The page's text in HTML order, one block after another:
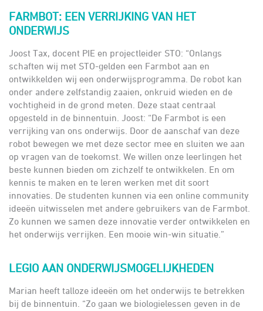
FARMBOT: EEN VERRIJKING VAN HET
ONDERWIJS
Joost Tax, docent PIE en projectleider STO: “Onlangs
schaften wij met STO-gelden een Farmbot aan en
ontwikkelden wij een onderwijsprogramma. De robot kan
onder andere zelfstandig zaaien, onkruid wieden en de
vochtigheid in de grond meten. Deze staat centraal
opgesteld in de binnentuin. Joost: “De Farmbot is een
verrijking van ons onderwijs. Door de aanschaf van deze
robot bewegen we met deze sector mee en sluiten we aan
op vragen van de toekomst. We willen onze leerlingen het
beste kunnen bieden om zichzelf te ontwikkelen. En om
kennis te maken en te leren werken met dit soort
innovaties. De studenten kunnen via een online community
ideeën uitwisselen met andere gebruikers van de Farmbot.
Zo kunnen we samen deze innovatie verder ontwikkelen en
het onderwijs verrijken. Een mooie win-win situatie.”
LEGIO AAN ONDERWIJSMOGELIJKHEDEN
Marian heeft talloze ideeën om het onderwijs te betrekken
bij de binnentuin. “Zo gaan we biologielessen geven in de